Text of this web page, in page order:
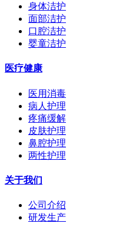
身体洁护
面部洁护
口腔洁护
婴童洁护
医疗健康
医用消毒
病人护理
疼痛缓解
皮肤护理
鼻腔护理
两性护理
关于我们
公司介绍
研发生产